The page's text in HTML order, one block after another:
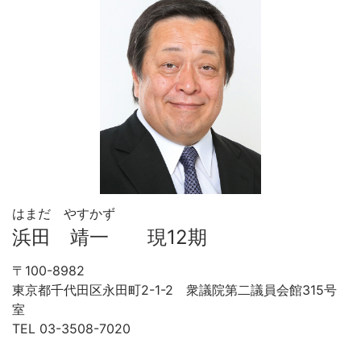
はまだ やすかず
浜田 靖一 現12期
〒100-8982
東京都千代田区永田町2-1-2 衆議院第二議員会館315号
室
TEL 03-3508-7020